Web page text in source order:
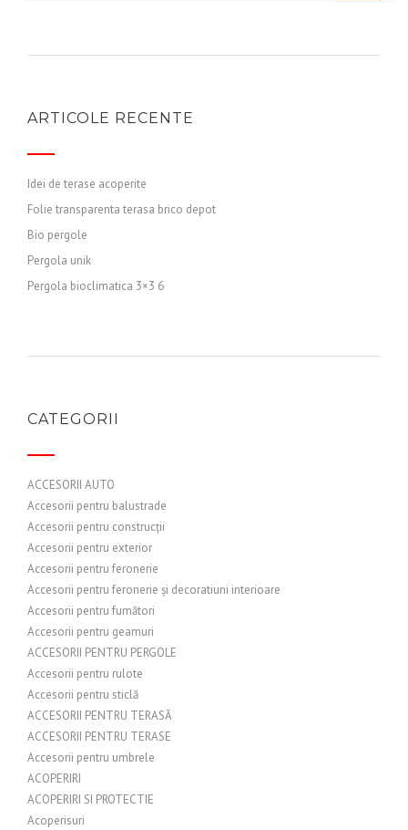
ARTICOLE RECENTE
Idei de terase acoperite
Folie transparenta terasa brico depot
Bio pergole
Pergola unik
Pergola bioclimatica 3×3 6
CATEGORII
ACCESORII AUTO
Accesorii pentru balustrade
Accesorii pentru construcții
Accesorii pentru exterior
Accesorii pentru feronerie
Accesorii pentru feronerie și decoratiuni interioare
Accesorii pentru fumători
Accesorii pentru geamuri
ACCESORII PENTRU PERGOLE
Accesorii pentru rulote
Accesorii pentru sticlă
ACCESORII PENTRU TERASĂ
ACCESORII PENTRU TERASE
Accesorii pentru umbrele
ACOPERIRI
ACOPERIRI SI PROTECTIE
Acoperisuri